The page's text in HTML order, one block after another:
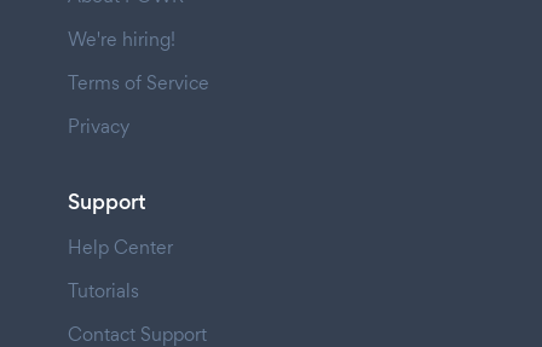
We're hiring!
Terms of Service
Privacy
Support
Help Center
Tutorials
Contact Support